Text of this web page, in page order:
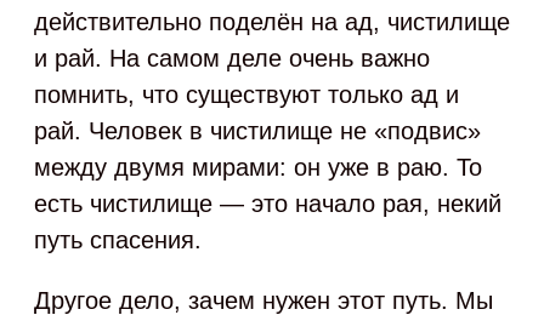
действительно поделён на ад, чистилище
и рай. На самом деле очень важно
помнить, что существуют только ад и
рай. Человек в чистилище не «подвис»
между двумя мирами: он уже в раю. То
есть чистилище — это начало рая, некий
путь спасения.
Другое дело, зачем нужен этот путь. Мы